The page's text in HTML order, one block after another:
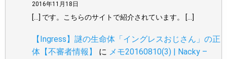
2016年11月18日
[…] です。こちらのサイトで紹介されています。 […]
【Ingress】謎の生命体「イングレスおじさん」の正
体【不審者情報】
に メモ20160810(3) | Nacky –